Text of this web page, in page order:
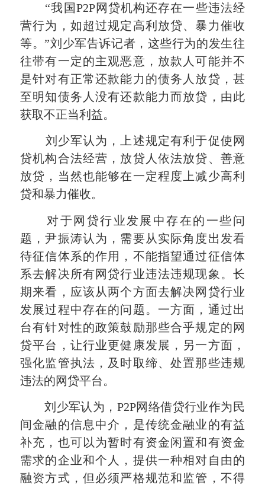
“我国P2P网贷机构还存在一些违法经
营行为，如超过规定高利放贷、暴力催收
等。”刘少军告诉记者，这些行为的发生往
往带有一定的主观恶意，放款人可能并不
是针对有正常还款能力的债务人放贷，甚
至明知债务人没有还款能力而放贷，由此
获取不正当利益。
刘少军认为，上述规定有利于促使网
贷机构合法经营，放贷人依法放贷、善意
放贷，当然也能够在一定程度上减少高利
贷和暴力催收。
对于网贷行业发展中存在的一些问
题，尹振涛认为，需要从实际角度出发看
待征信体系的作用，不能指望通过征信体
系去解决所有网贷行业违法违规现象。长
期来看，应该从两个方面去解决网贷行业
发展过程中存在的问题。一方面，通过出
台有针对性的政策鼓励那些合乎规定的网
贷平台，让行业更健康发展，另一方面，
强化监管执法，及时取缔、处置那些违规
违法的网贷平台。
刘少军认为，P2P网络借贷行业作为民
间金融的信息中介，是传统金融业的有益
补充，也可以为暂时有资金闲置和有资金
需求的企业和个人，提供一种相对自由的
融资方式，但必须严格规范和监管，不得